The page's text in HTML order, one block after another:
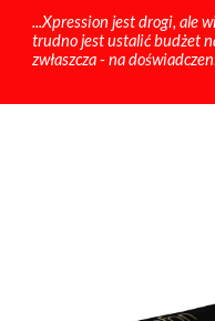
...Xpression jest drogi, ale
trudno jest ustalić budżet
zwłaszcza - na